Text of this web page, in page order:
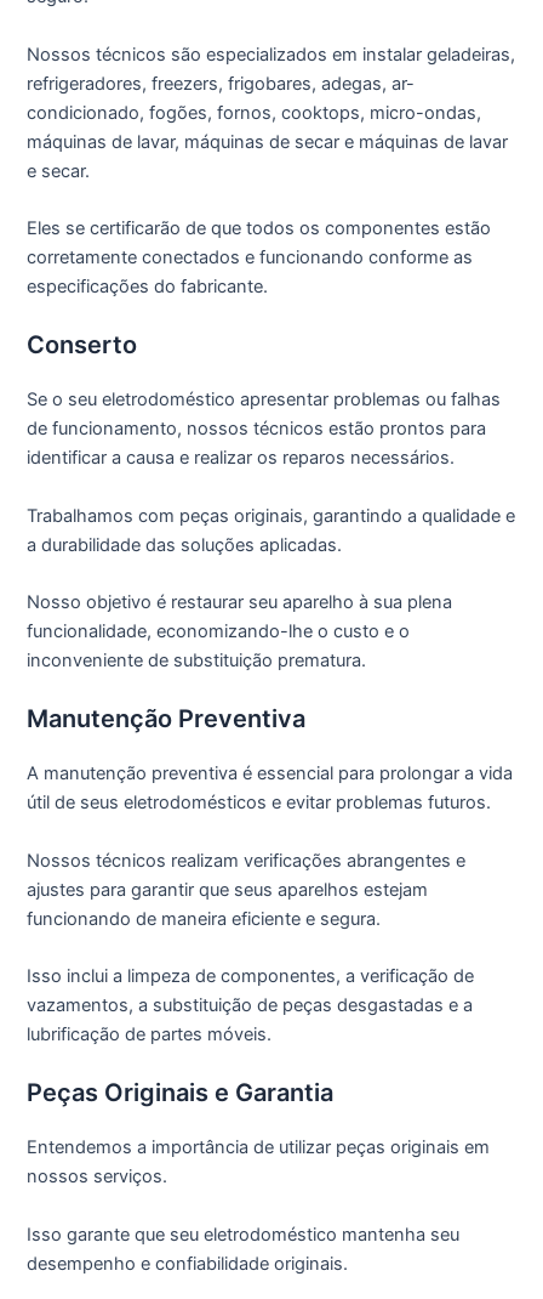
Nossos técnicos são especializados em instalar geladeiras,
refrigeradores, freezers, frigobares, adegas, ar-
condicionado, fogões, fornos, cooktops, micro-ondas,
máquinas de lavar, máquinas de secar e máquinas de lavar
e secar.
Eles se certificarão de que todos os componentes estão
corretamente conectados e funcionando conforme as
especificações do fabricante.
Conserto
Se o seu eletrodoméstico apresentar problemas ou falhas
de funcionamento, nossos técnicos estão prontos para
identificar a causa e realizar os reparos necessários.
Trabalhamos com peças originais, garantindo a qualidade e
a durabilidade das soluções aplicadas.
Nosso objetivo é restaurar seu aparelho à sua plena
funcionalidade, economizando-lhe o custo e o
inconveniente de substituição prematura.
Manutenção Preventiva
A manutenção preventiva é essencial para prolongar a vida
útil de seus eletrodomésticos e evitar problemas futuros.
Nossos técnicos realizam verificações abrangentes e
ajustes para garantir que seus aparelhos estejam
funcionando de maneira eficiente e segura.
Isso inclui a limpeza de componentes, a verificação de
vazamentos, a substituição de peças desgastadas e a
lubrificação de partes móveis.
Peças Originais e Garantia
Entendemos a importância de utilizar peças originais em
nossos serviços.
Isso garante que seu eletrodoméstico mantenha seu
desempenho e confiabilidade originais.